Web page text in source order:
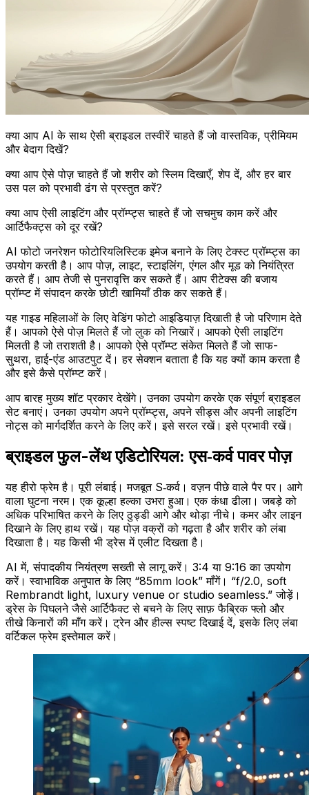
क्या आप AI के साथ ऐसी ब्राइडल तस्वीरें चाहते हैं जो वास्तविक, प्रीमियम
और बेदाग दिखें?
क्या आप ऐसे पोज़ चाहते हैं जो शरीर को स्लिम दिखाएँ, शेप दें, और हर बार
उस पल को प्रभावी ढंग से प्रस्तुत करें?
क्या आप ऐसी लाइटिंग और प्रॉम्प्ट्स चाहते हैं जो सचमुच काम करें और
आर्टिफैक्ट्स को दूर रखें?
AI फोटो जनरेशन फोटोरियलिस्टिक इमेज बनाने के लिए टेक्स्ट प्रॉम्प्ट्स का
उपयोग करती है। आप पोज़, लाइट, स्टाइलिंग, एंगल और मूड को नियंत्रित
करते हैं। आप तेजी से पुनरावृत्ति कर सकते हैं। आप रीटेक्स की बजाय
प्रॉम्प्ट में संपादन करके छोटी खामियाँ ठीक कर सकते हैं।
यह गाइड महिलाओं के लिए वेडिंग फोटो आइडियाज़ दिखाती है जो परिणाम देते
हैं। आपको ऐसे पोज़ मिलते हैं जो लुक को निखारें। आपको ऐसी लाइटिंग
मिलती है जो तराशती है। आपको ऐसे प्रॉम्प्ट संकेत मिलते हैं जो साफ-
सुथरा, हाई-एंड आउटपुट दें। हर सेक्शन बताता है कि यह क्यों काम करता है
और इसे कैसे प्रॉम्प्ट करें।
आप बारह मुख्य शॉट प्रकार देखेंगे। उनका उपयोग करके एक संपूर्ण ब्राइडल
सेट बनाएं। उनका उपयोग अपने प्रॉम्प्ट्स, अपने सीड्स और अपनी लाइटिंग
नोट्स को मार्गदर्शित करने के लिए करें। इसे सरल रखें। इसे प्रभावी रखें।
ब्राइडल फुल-लेंथ एडिटोरियल: एस‑कर्व पावर पोज़
यह हीरो फ्रेम है। पूरी लंबाई। मजबूत S‑कर्व। वज़न पीछे वाले पैर पर। आगे
वाला घुटना नरम। एक कूल्हा हल्का उभरा हुआ। एक कंधा ढीला। जबड़े को
अधिक परिभाषित करने के लिए ठुड्डी आगे और थोड़ा नीचे। कमर और लाइन
दिखाने के लिए हाथ रखें। यह पोज़ वक्रों को गढ़ता है और शरीर को लंबा
दिखाता है। यह किसी भी ड्रेस में एलीट दिखता है।
AI में, संपादकीय नियंत्रण सख्ती से लागू करें। 3:4 या 9:16 का उपयोग
करें। स्वाभाविक अनुपात के लिए “85mm look” माँगें। “f/2.0, soft
Rembrandt light, luxury venue or studio seamless.” जोड़ें।
ड्रेस के पिघलने जैसे आर्टिफैक्ट से बचने के लिए साफ़ फैब्रिक फ्लो और
तीखे किनारों की माँग करें। ट्रेन और हील्स स्पष्ट दिखाई दें, इसके लिए लंबा
वर्टिकल फ्रेम इस्तेमाल करें।